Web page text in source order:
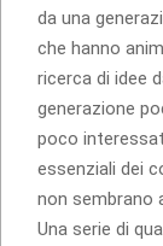
da una
che hanno
ricerca di idee
generazione
poco
essenziali dei
non sembrano
Una serie di